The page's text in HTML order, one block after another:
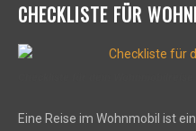
CHECKLISTE FÜR
Eine Reise im Wohnmobil ist